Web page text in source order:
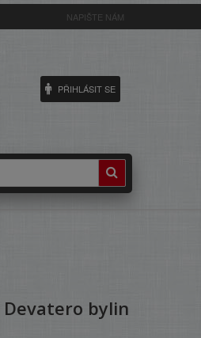
NAPIŠTE NÁM
PŘIHLÁSIT SE
bylin